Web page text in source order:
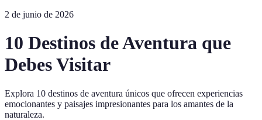
2 de junio de 2026
10 Destinos de Aventura que
Debes Visitar
Explora 10 destinos de aventura únicos que ofrecen experiencias
emocionantes y paisajes impresionantes para los amantes de la
naturaleza.